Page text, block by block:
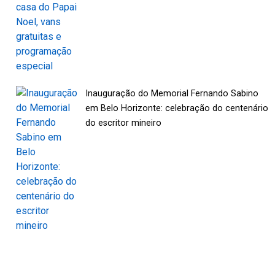
Inauguração do Memorial Fernando Sabino
em Belo Horizonte: celebração do centenário
do escritor mineiro